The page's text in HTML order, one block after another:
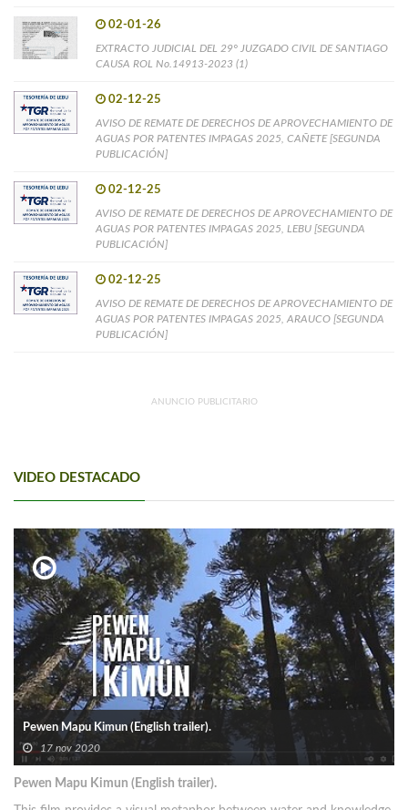
02-01-26
EXTRACTO JUDICIAL DEL 29° JUZGADO CIVIL DE SANTIAGO
CAUSA ROL No.14913-2023 (1)
02-12-25
AVISO DE REMATE DE DERECHOS DE APROVECHAMIENTO DE
AGUAS POR PATENTES IMPAGAS 2025, CAÑETE [SEGUNDA
PUBLICACIÓN]
02-12-25
AVISO DE REMATE DE DERECHOS DE APROVECHAMIENTO DE
AGUAS POR PATENTES IMPAGAS 2025, LEBU [SEGUNDA
PUBLICACIÓN]
02-12-25
AVISO DE REMATE DE DERECHOS DE APROVECHAMIENTO DE
AGUAS POR PATENTES IMPAGAS 2025, ARAUCO [SEGUNDA
PUBLICACIÓN]
ANUNCIO PUBLICITARIO
VIDEO DESTACADO
Pewen Mapu Kimun (English trailer).
17 nov 2020
Pewen Mapu Kimun (English trailer).